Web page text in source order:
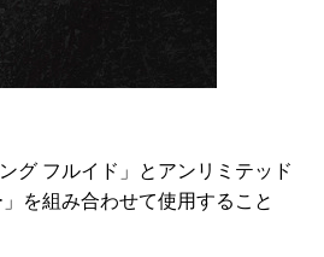
グ フルイド」とアンリミテッド
を組み合わせて使用すること